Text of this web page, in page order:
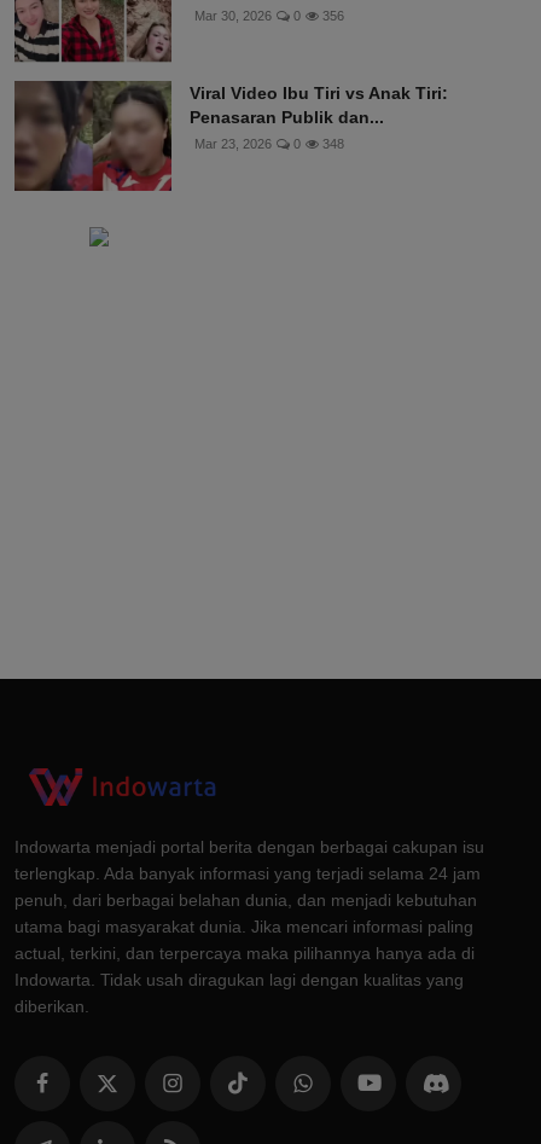
Mar 30, 2026 0 356
Viral Video Ibu Tiri vs Anak Tiri:
Penasaran Publik dan...
Mar 23, 2026 0 348
Indowarta menjadi portal berita dengan berbagai cakupan isu
terlengkap. Ada banyak informasi yang terjadi selama 24 jam
penuh, dari berbagai belahan dunia, dan menjadi kebutuhan
utama bagi masyarakat dunia. Jika mencari informasi paling
actual, terkini, dan terpercaya maka pilihannya hanya ada di
Indowarta. Tidak usah diragukan lagi dengan kualitas yang
diberikan.